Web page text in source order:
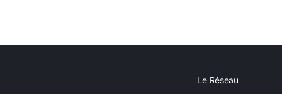
Le Réseau